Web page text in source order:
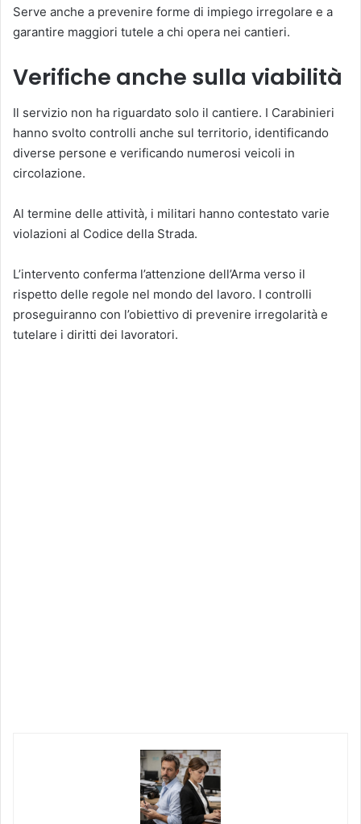
Serve anche a prevenire forme di impiego irregolare e a
garantire maggiori tutele a chi opera nei cantieri.
Verifiche anche sulla viabilità
Il servizio non ha riguardato solo il cantiere. I Carabinieri
hanno svolto controlli anche sul territorio, identificando
diverse persone e verificando numerosi veicoli in
circolazione.
Al termine delle attività, i militari hanno contestato varie
violazioni al Codice della Strada.
L’intervento conferma l’attenzione dell’Arma verso il
rispetto delle regole nel mondo del lavoro. I controlli
proseguiranno con l’obiettivo di prevenire irregolarità e
tutelare i diritti dei lavoratori.